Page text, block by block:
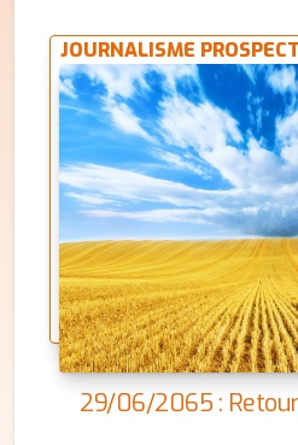
JOURNALISME
29/06/2065 :